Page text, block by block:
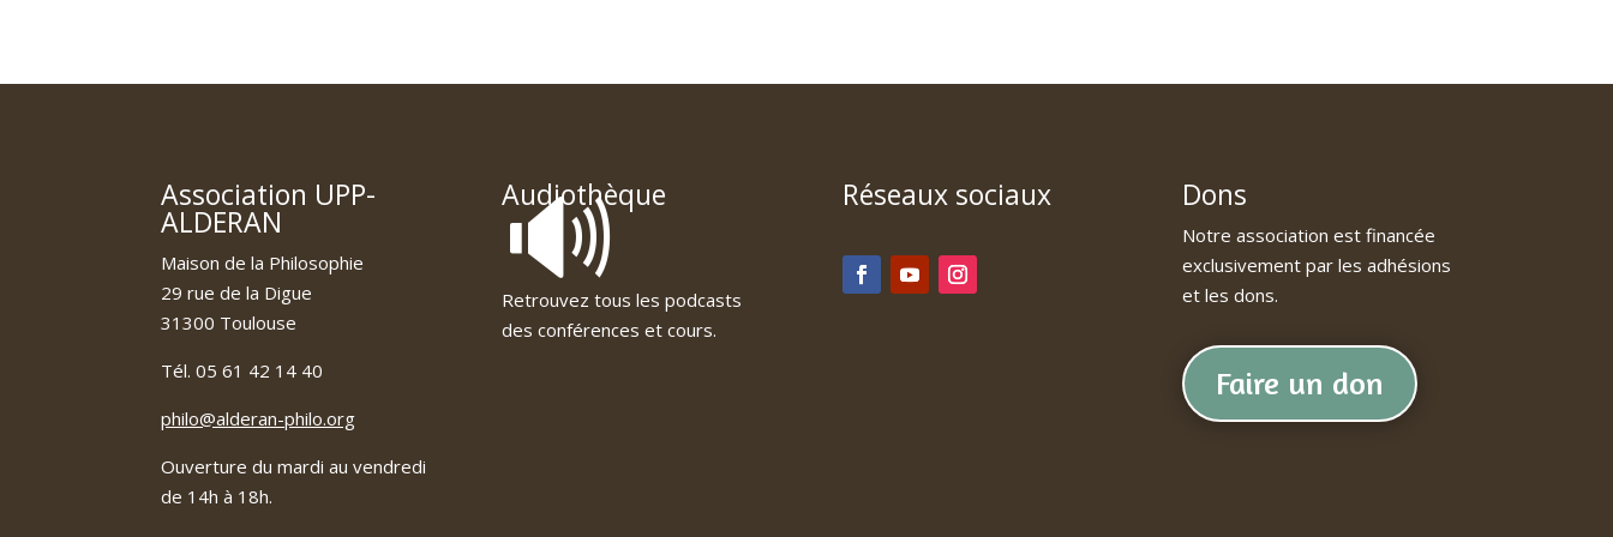
Association UPP-
ALDERAN
Maison de la Philosophie
29 rue de la Digue
31300 Toulouse
Tél. 05 61 42 14 40
philo@alderan-philo.org
Ouverture du mardi au vendredi
de 14h à 18h.
Audiothèque
🔊
Retrouvez tous les podcasts
des conférences et cours.
Réseaux sociaux Dons
Notre association est financée
exclusivement par les adhésions
et les dons.
Faire un don